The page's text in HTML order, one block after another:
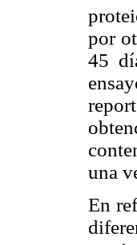
por
45
una
En